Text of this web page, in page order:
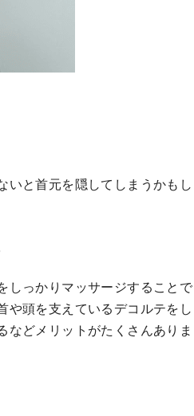
いと首元を隠してしまうかもし
しっかりマッサージすることで
や頭を支えているデコルテをし
どメリットがたくさんありま